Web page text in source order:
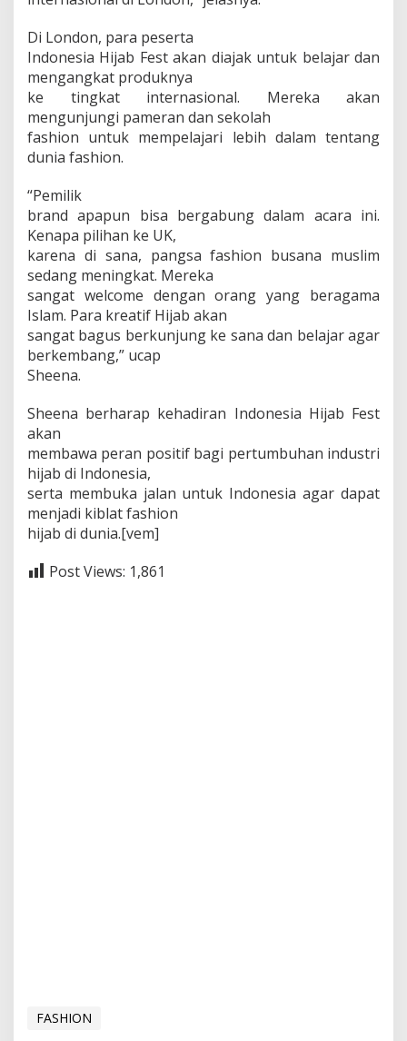
Di London, para peserta
Indonesia Hijab Fest akan diajak untuk belajar dan
mengangkat produknya
ke tingkat internasional. Mereka akan
mengunjungi pameran dan sekolah
fashion untuk mempelajari lebih dalam tentang
dunia fashion.
“Pemilik
brand apapun bisa bergabung dalam acara ini.
Kenapa pilihan ke UK,
karena di sana, pangsa fashion busana muslim
sedang meningkat. Mereka
sangat welcome dengan orang yang beragama
Islam. Para kreatif Hijab akan
sangat bagus berkunjung ke sana dan belajar agar
berkembang,” ucap
Sheena.
Sheena berharap kehadiran Indonesia Hijab Fest
akan
membawa peran positif bagi pertumbuhan industri
hijab di Indonesia,
serta membuka jalan untuk Indonesia agar dapat
menjadi kiblat fashion
hijab di dunia.[vem]
Post Views: 1,861
FASHION